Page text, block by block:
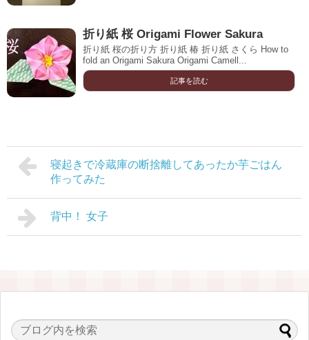
折り紙 桜 Origami Flower Sakura
折り紙 桜の折り方 折り紙 椿 折り紙 さくら How to
fold an Origami Sakura Origami Camell...
記事を読む
寝起きで冷蔵庫の断捨離してあったか芋ごはん
作ってみた
背中！ 女子